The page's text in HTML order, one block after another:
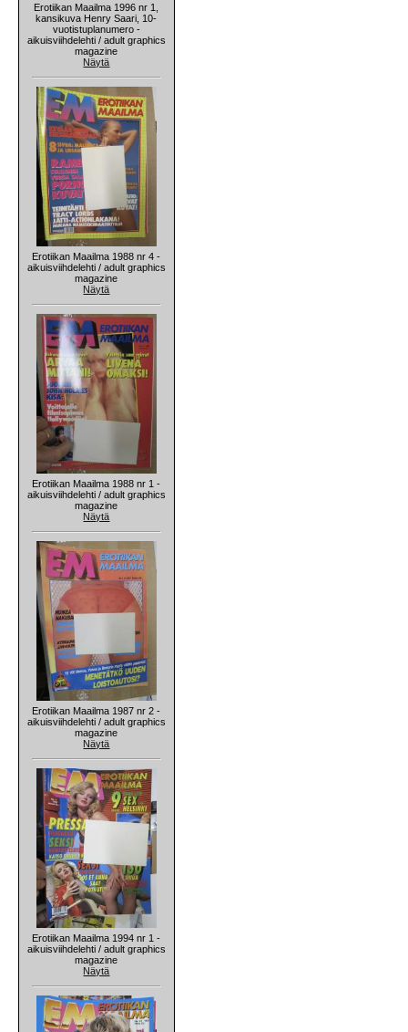
Erotiikan Maailma 1996 nr 1,
kansikuva Henry Saari, 10-
vuotistuplanumero -
aikuisviihdelehti / adult graphics
magazine
Näytä
Erotiikan Maailma 1988 nr 4 -
aikuisviihdelehti / adult graphics
magazine
Näytä
Erotiikan Maailma 1988 nr 1 -
aikuisviihdelehti / adult graphics
magazine
Näytä
Erotiikan Maailma 1987 nr 2 -
aikuisviihdelehti / adult graphics
magazine
Näytä
Erotiikan Maailma 1994 nr 1 -
aikuisviihdelehti / adult graphics
magazine
Näytä